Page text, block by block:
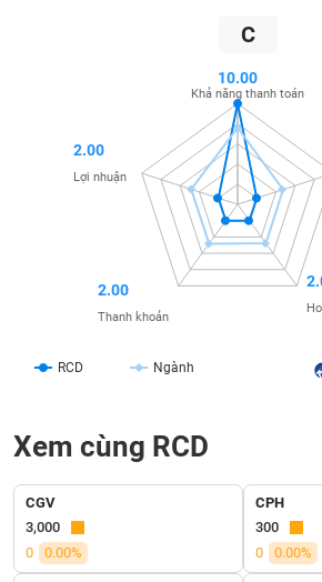
C
RCD Ngành
10.00
Khả năng thanh toán
2.00
Thanh khoản
2.00
Lợi nhuận
Xem cùng RCD
CGV
3,000
0
0.00%
CPH
300
0
0.00%
VỤ
THÔNG